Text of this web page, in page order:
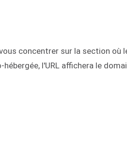
concentrer sur la section
l'URL affichera le